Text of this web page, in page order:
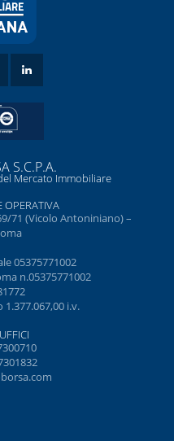
S.C.P.A.
Mercato Immobiliare
OPERATIVA
71 (Vicolo Antoniniano) –
05375771002
n.05375771002
i.v.